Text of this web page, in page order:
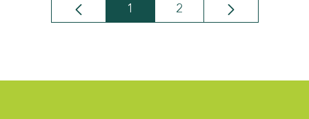
Seite
1 Seite
2